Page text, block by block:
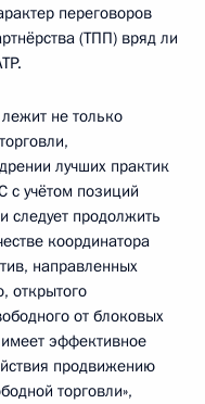
переговоров
(ТПП) вряд ли
не только
лучших практик
с учётом позиций
следует продолжить
координатора
направленных
открытого
от блоковых
эффективное
продвижению
торговли»,